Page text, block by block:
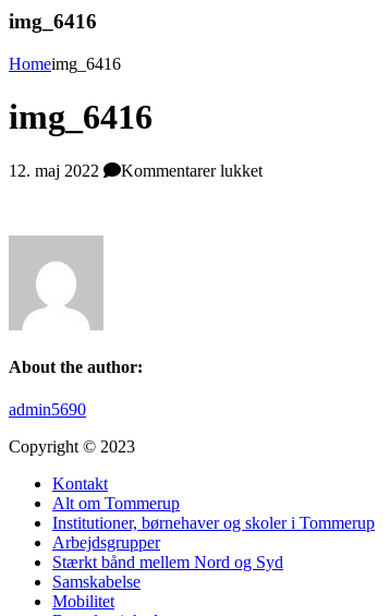
img_6416
Homeimg_6416
img_6416
12. maj 2022 Kommentarer lukkettil
About the author:
admin5690
Copyright © 2023
Kontakt
Alt om Tommerup
Institutioner, børnehaver og skoler i Tommerup
Arbejdsgrupper
Stærkt bånd mellem Nord og Syd
Samskabelse
Mobilitet